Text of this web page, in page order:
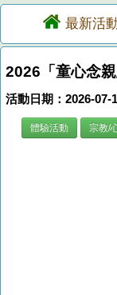
最新活
2026「童心念
活動日期：2026-07-
體驗活動 宗教/